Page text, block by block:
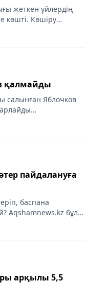
жеткен үйлердің
көшті. Көшіру
құрылыс
қалмайды
салынған Яблочков
баспана
Аqshamnews.kz бұл
құрылыс
арқылы 5,5